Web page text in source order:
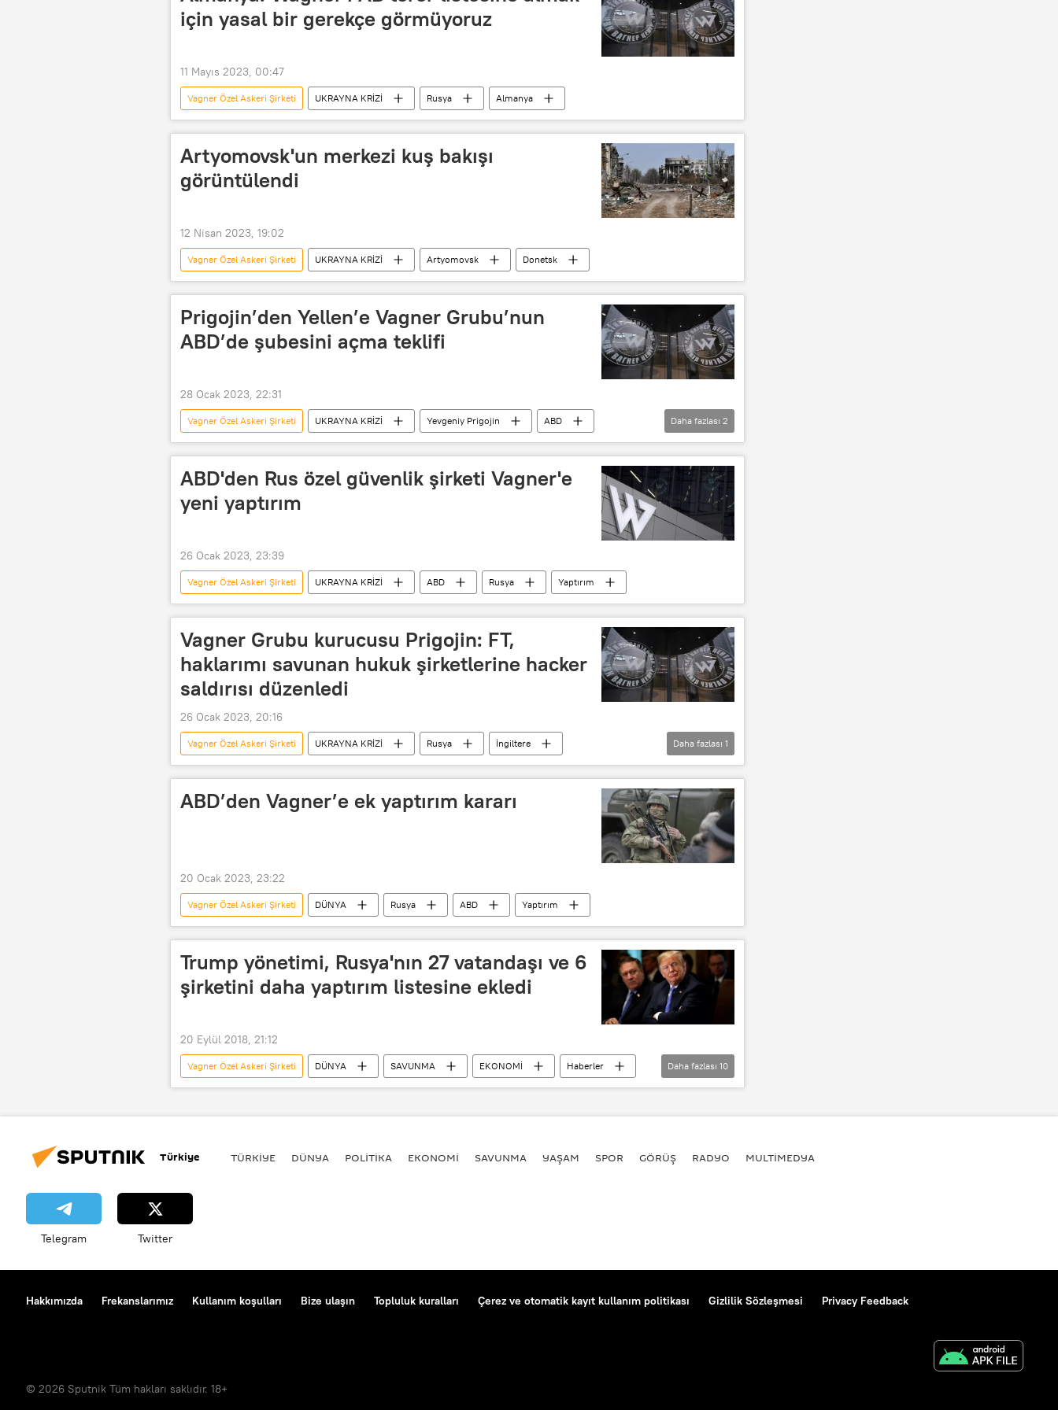
için yasal bir gerekçe görmüyoruz
11 Mayıs 2023, 00:47
Vagner Özel Askeri Şirketi UKRAYNA KRİZİ Rusya Almanya
Artyomovsk'un merkezi kuş bakışı
görüntülendi
12 Nisan 2023, 19:02
Vagner Özel Askeri Şirketi UKRAYNA KRİZİ Artyomovsk Donetsk
Prigojin’den Yellen’e Vagner Grubu’nun
ABD’de şubesini açma teklifi
28 Ocak 2023, 22:31
Vagner Özel Askeri Şirketi UKRAYNA KRİZİ Yevgeniy Prigojin
ABD
Janet Yellen
Rusya
Daha fazlası 2
ABD'den Rus özel güvenlik şirketi Vagner'e
yeni yaptırım
26 Ocak 2023, 23:39
Vagner Özel Askeri Şirketi UKRAYNA KRİZİ ABD Rusya Yaptırım
Vagner Grubu kurucusu Prigojin: FT,
haklarımı savunan hukuk şirketlerine hacker
saldırısı düzenledi
26 Ocak 2023, 20:16
Vagner Özel Askeri Şirketi UKRAYNA KRİZİ Rusya
İngiltere
Yevgeniy Prigojin
Daha fazlası 1
ABD’den Vagner’e ek yaptırım kararı
20 Ocak 2023, 23:22
Vagner Özel Askeri Şirketi DÜNYA Rusya ABD Yaptırım
Trump yönetimi, Rusya'nın 27 vatandaşı ve 6
şirketini daha yaptırım listesine ekledi
20 Eylül 2018, 21:12
Vagner Özel Askeri Şirketi DÜNYA SAVUNMA EKONOMİ
Haberler
POLİTİKA
Rusya ABD Donald Trump
Mike Pompeo
Daha fazlası 10
Türkiye TÜRKIYE DÜNYA POLİTİKA EKONOMİ SAVUNMA YAŞAM SPOR GÖRÜŞ RADYO MULTİMEDYA
Telegram Twitter
Hakkımızda Frekanslarımız Kullanım koşulları Bize ulaşın Topluluk kuralları Çerez ve otomatik kayıt kullanım politikası Gizlilik Sözleşmesi Privacy Feedback
© 2026 Sputnik Tüm hakları saklıdır. 18+